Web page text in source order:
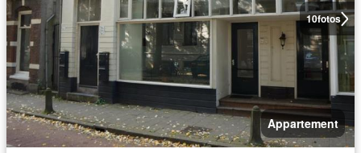
10fotos
Appartement